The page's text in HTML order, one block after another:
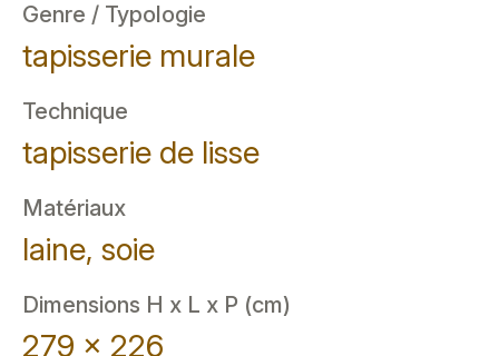
Genre / Typologie
tapisserie murale
Technique
tapisserie de lisse
Matériaux
laine, soie
Dimensions H x L x P (cm)
279 x 226